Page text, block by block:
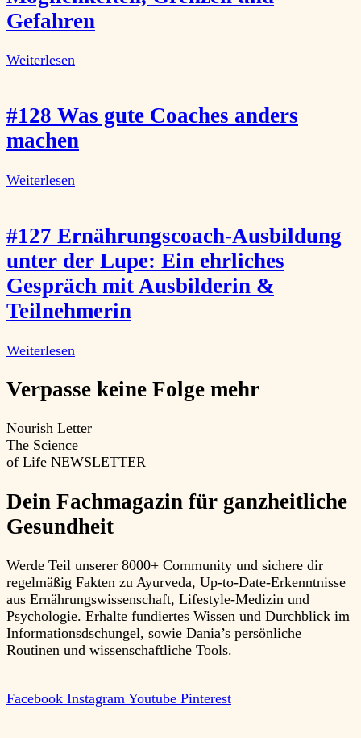
Gefahren
Weiterlesen
#128 Was gute Coaches anders
machen
Weiterlesen
#127 Ernährungscoach-Ausbildung
unter der Lupe: Ein ehrliches
Gespräch mit Ausbilderin &
Teilnehmerin
Weiterlesen
Verpasse keine Folge mehr
Nourish Letter
The Science
of Life NEWSLETTER
Dein Fachmagazin für ganzheitliche
Gesundheit
Werde Teil unserer 8000+ Community und sichere dir
regelmäßig Fakten zu Ayurveda, Up-to-Date-Erkenntnisse
aus Ernährungswissenschaft, Lifestyle-Medizin und
Psychologie. Erhalte fundiertes Wissen und Durchblick im
Informationsdschungel, sowie Dania’s persönliche
Routinen und wissenschaftliche Tools.
Facebook Instagram Youtube Pinterest